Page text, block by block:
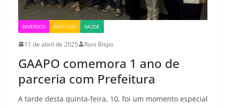
DIVERSOS NOTÍCIAS SAÚDE
11 de abril de 2025 Roni Bispo
GAAPO comemora 1 ano de
parceria com Prefeitura
A tarde desta quinta-feira, 10, foi um momento especial